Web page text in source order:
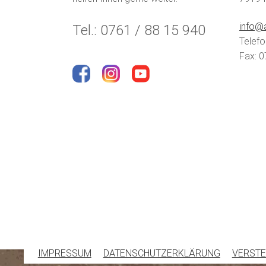
Tel.: 0761 / 88 15 940
Fax:
IMPRESSUM DATENSCHUTZERKLÄRUNG